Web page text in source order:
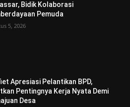
Bidik Kolaborasi
Pemuda
5, 2026
Apresiasi Pelantikan BPD,
Pentingnya Kerja Nyata Demi
Desa